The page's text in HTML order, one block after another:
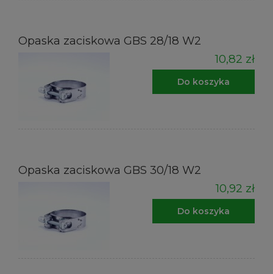
Opaska zaciskowa GBS 28/18 W2
10,82 zł
Do koszyka
Opaska zaciskowa GBS 30/18 W2
10,92 zł
Do koszyka